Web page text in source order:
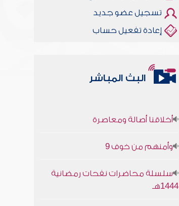
تسجيل عضو جديد
إعادة تفعيل حساب
البث المباشر
1444هـ